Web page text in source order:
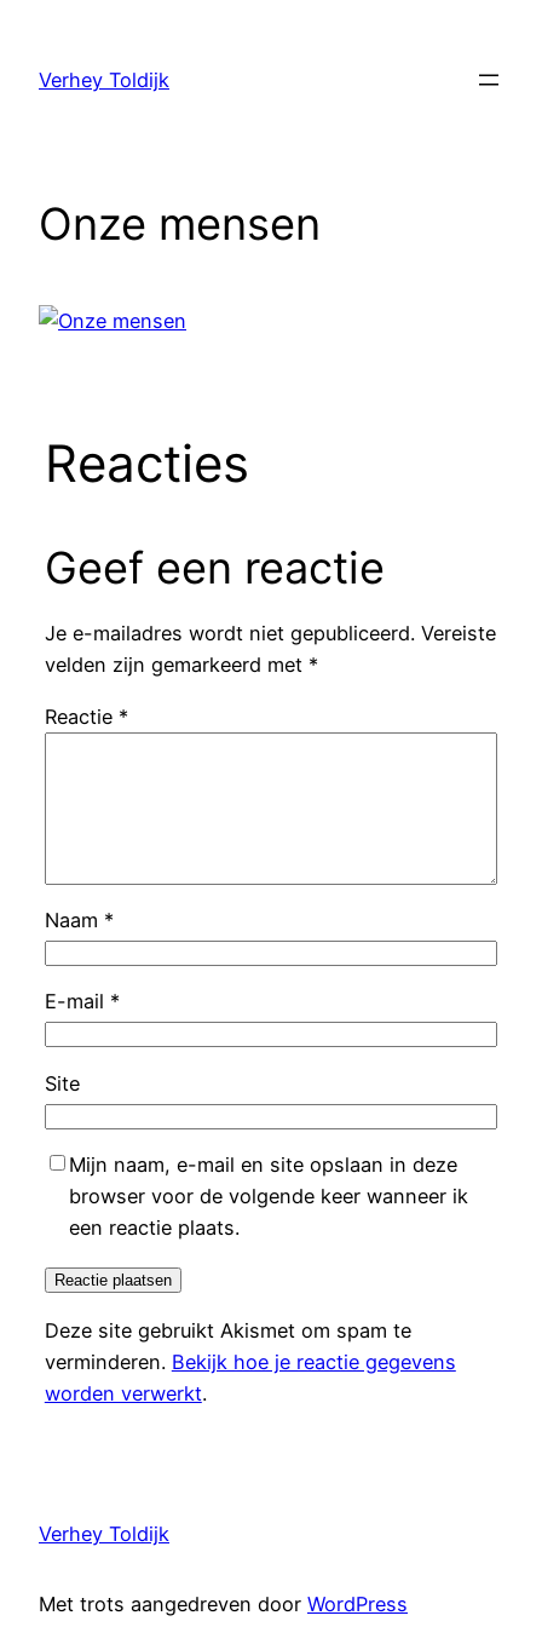
Verhey Toldijk
Onze mensen
Reacties
Geef een reactie
Je e-mailadres wordt niet gepubliceerd. Vereiste
velden zijn gemarkeerd met *
Reactie *
Naam *
E-mail *
Site
Mijn naam, e-mail en site opslaan in deze
browser voor de volgende keer wanneer ik
een reactie plaats.
Deze site gebruikt Akismet om spam te
verminderen. Bekijk hoe je reactie gegevens
worden verwerkt.
Verhey Toldijk
Met trots aangedreven door WordPress